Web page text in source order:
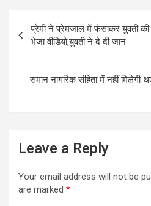
Post
navigation
प्रेमी ने प्रेमजाल में फंसाकर युवती की
भेजा वीड‍ियो,युवती ने दे दी जान
समान नागरिक संहिता में नहीं मिलेगी
Leave a Reply
Your email address will not be
are marked *